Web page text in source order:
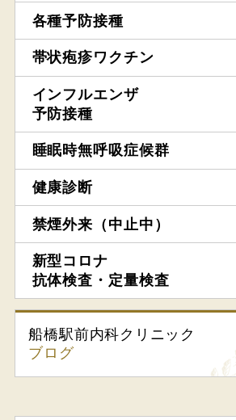
各種予防接種
帯状疱疹ワクチン
インフルエンザ
予防接種
睡眠時無呼吸症候群
健康診断
禁煙外来（中止中）
新型コロナ
抗体検査・定量検査
船橋駅前内科クリニック
ブログ